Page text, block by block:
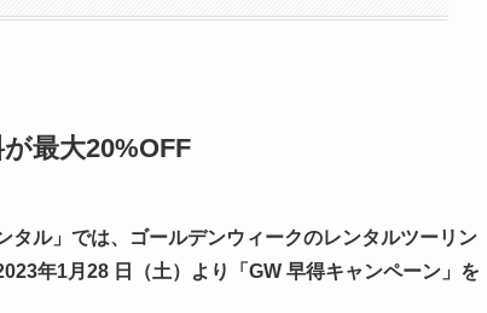
最大20%OFF
ル」では、ゴールデンウィークのレンタルツーリン
年1月28 日（土）より「GW 早得キャンペーン」を